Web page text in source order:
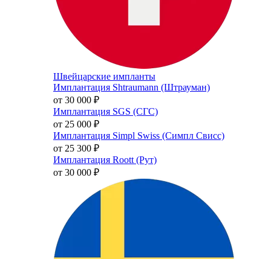
Швейцарские импланты
Имплантация Shtraumann (Штрауман)
от 30 000 ₽
Имплантация SGS (СГС)
от 25 000 ₽
Имплантация Simpl Swiss (Симпл Свисс)
от 25 300 ₽
Имплантация Roott (Рут)
от 30 000 ₽